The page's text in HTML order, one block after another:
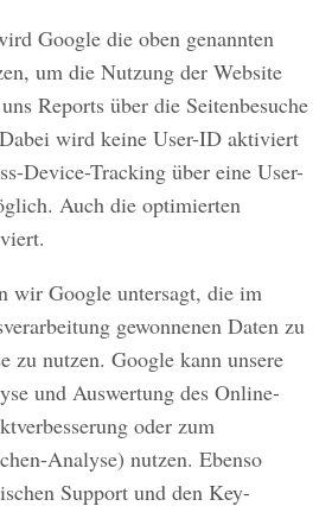
Google die oben genannten
um die Nutzung der Website
Reports über die Seitenbesuche
wird keine User-ID aktiviert
Device-Tracking über eine User-
Auch die optimierten
wir Google untersagt, die im
gewonnenen Daten zu
zu nutzen. Google kann unsere
und Auswertung des Online-
oder zum
Analyse) nutzen. Ebenso
Support und den Key-